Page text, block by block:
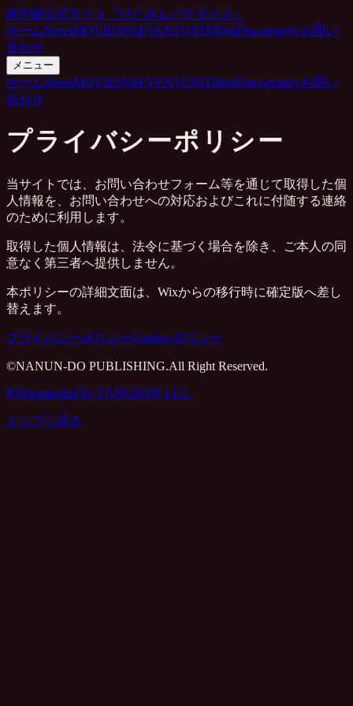
恵中瞳公式サイト『ひとみんパラダイス』
ホームNewsMOVIESNSEVENTUNITBlogDiscographyお問い
合わせ
メニュー
ホームNewsMOVIESNSEVENTUNITBlogDiscographyお問い
合わせ
プライバシーポリシー
当サイトでは、お問い合わせフォーム等を通じて取得した個
人情報を、お問い合わせへの対応およびこれに付随する連絡
のために利用します。
取得した個人情報は、法令に基づく場合を除き、ご本人の同
意なく第三者へ提供しません。
本ポリシーの詳細文面は、Wixからの移行時に確定版へ差し
替えます。
プライバシーポリシーCookie ポリシー
©NANUN-DO PUBLISHING.All Right Reserved.
Websupported by VANGSOW LLC.
トップへ戻る